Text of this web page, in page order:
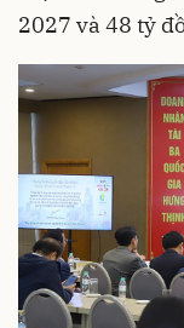
2027 và 48 tỷ